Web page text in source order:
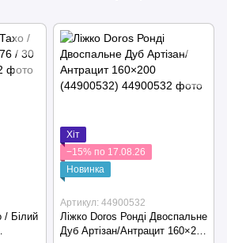
/ Білий
Хіт
−15% по 17.08.26
Новинка
Артикул: 44900532
Ліжко Doros Ронді Двоспальне
Дуб Артізан/Антрацит 160×200